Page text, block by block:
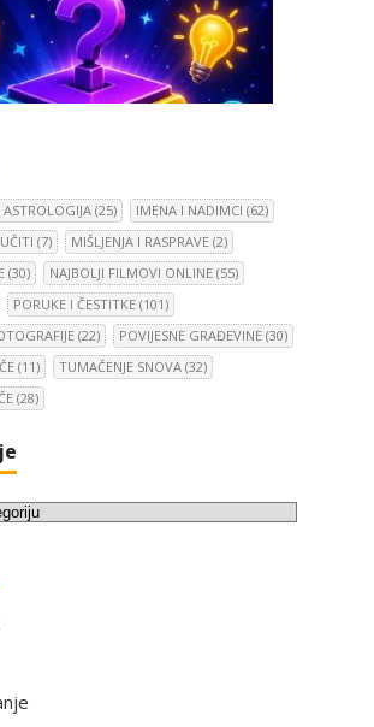
(25) IMENA I NADIMCI (62)
(7) MIŠLJENJA I RASPRAVE (2)
(30) NAJBOLJI FILMOVI ONLINE (55)
PORUKE I ČESTITKE (101)
(22) POVIJESNE GRAĐEVINE (30)
(11) TUMAČENJE SNOVA (32)
(28)